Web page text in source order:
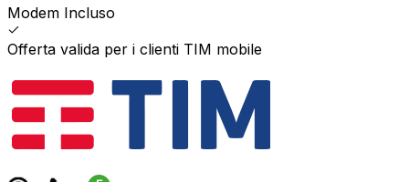
Modem Incluso
Offerta valida per i clienti TIM mobile